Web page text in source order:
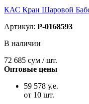
КАС Кран Шаровой
Артикул: P-0168593
В наличии
72 685 сум / шт.
Оптовые цены
59 578 у.е.
от 10 шт.